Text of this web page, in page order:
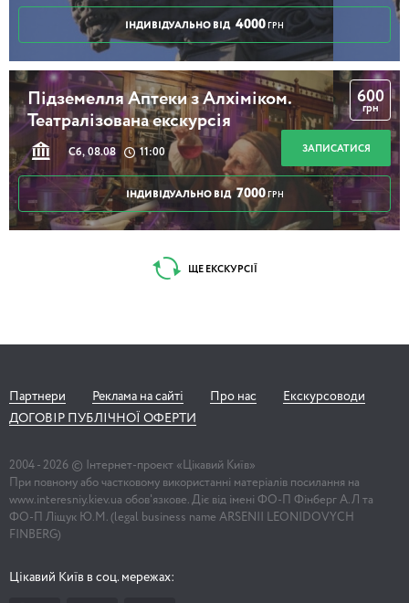
ІНДИВІДУАЛЬНО ВІД 4000 ГРН
Підземелля Аптеки з Алхіміком.
Театралізована екскурсія
Сб, 08.08 11:00
600
грн
ЗАПИСАТИСЯ
ІНДИВІДУАЛЬНО ВІД 7000 ГРН
ЩЕ ЕКСКУРСІЇ
Партнери Реклама на сайті Про нас
Екскурсоводи
ДОГОВІР ПУБЛІЧНОЇ ОФЕРТИ
2004 - 2026 © Інтернет-проект «Цікавий Київ»
При повному або частковому використанні матеріалів посилання на
www.interesniy.kiev.ua обов'язкове. Діє від імені ФО-П Фінберг А.Л та
ФО-П Ліщук Ю.М. (legal business name ARSENII LEONIDOVYCH
FINBERG)
Цікавий Київ в соц. мережах: